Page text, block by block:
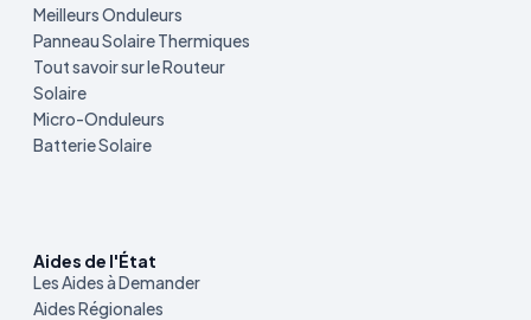
Meilleurs Onduleurs
Panneau Solaire Thermiques
Tout savoir sur le Routeur
Solaire
Micro-Onduleurs
Batterie Solaire
Aides de l'État
Les Aides à Demander
Aides Régionales